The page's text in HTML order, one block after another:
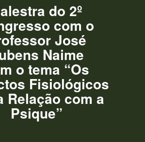
do 2º
com o
José
Naime
o tema “Os
Fisiológicos
Relação com a
Psique”